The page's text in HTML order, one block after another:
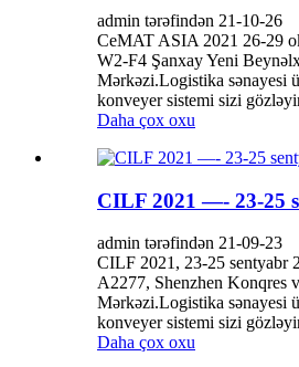
admin tərəfindən 21-10-26
CeMAT ASIA 2021 26-29
W2-F4 Şanxay Yeni
Mərkəzi.Logistika sənayesi
konveyer sistemi sizi
Daha çox oxu
CILF 2021 —- 23-25
admin tərəfindən 21-09-23
CILF 2021, 23-25 ​​sentyabr
A2277, Shenzhen Konqres
Mərkəzi.Logistika sənayesi
konveyer sistemi sizi
Daha çox oxu